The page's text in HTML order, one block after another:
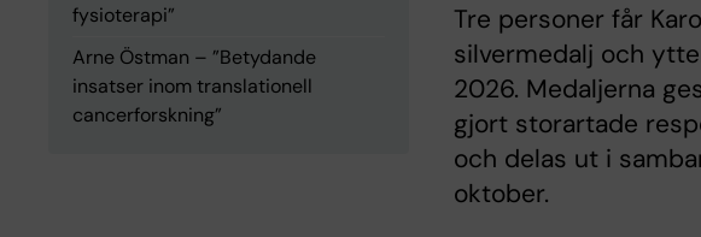
fysioterapi”
Arne Östman – ”Betydande
insatser inom translationell
cancerforskning”
Tre personer får
silvermedalj och
2026. Medaljerna
gjort storartade
och delas ut i
oktober.